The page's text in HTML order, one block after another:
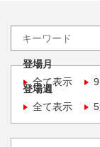
登場月
全て表示
登場週
全て表示